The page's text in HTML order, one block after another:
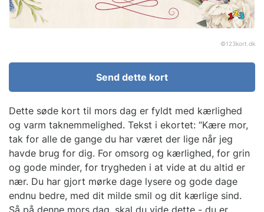
©123kort.dk
Send dette kort
Dette søde kort til mors dag er fyldt med kærlighed
og varm taknemmelighed. Tekst i ekortet: “Kære mor,
tak for alle de gange du har været der lige når jeg
havde brug for dig. For omsorg og kærlighed, for grin
og gode minder, for trygheden i at vide at du altid er
nær. Du har gjort mørke dage lysere og gode dage
endnu bedre, med dit milde smil og dit kærlige sind.